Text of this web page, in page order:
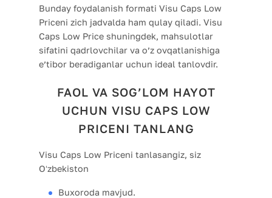
Bunday foydalanish formati Visu Caps Low
Priceni zich jadvalda ham qulay qiladi. Visu
Caps Low Price shuningdek, mahsulotlar
sifatini qadrlovchilar va o’z ovqatlanishiga
e’tibor beradiganlar uchun ideal tanlovdir.
FAOL VA SOG’LOM HAYOT
UCHUN VISU CAPS LOW
PRICENI TANLANG
Visu Caps Low Priceni tanlasangiz, siz
Oʻzbekiston
Buxoroda mavjud.